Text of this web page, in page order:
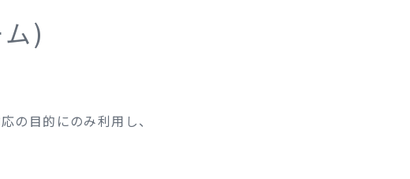
)
の目的にのみ利用し、